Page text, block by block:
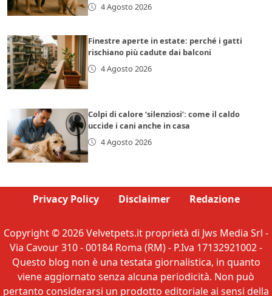
4 Agosto 2026
Finestre aperte in estate: perché i gatti
rischiano più cadute dai balconi
4 Agosto 2026
Colpi di calore ‘silenziosi’: come il caldo
uccide i cani anche in casa
4 Agosto 2026
Privacy Policy Disclaimer Redazione
Copyright © 2026 Velvetpets.it proprietà di Jws Media Srl -
Via Cavour 310 - 00184 Roma (RM) - P.Iva 17132921002 -
Questo blog non è una testata giornalistica, in quanto
viene aggiornato senza alcuna periodicità. Non può
pertanto considerarsi un prodotto editoriale ai sensi della